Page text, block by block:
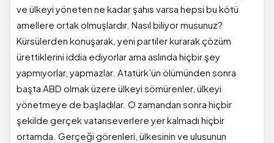
ve ülkeyi yöneten ne kadar şahıs varsa hepsi bu kötü
amellere ortak olmuşlardır. Nasıl biliyor musunuz?
Kürsülerden konuşarak, yeni partiler kurarak çözüm
ürettiklerini iddia ediyorlar ama aslında hiçbir şey
yapmıyorlar, yapmazlar. Atatürk’ün ölümünden sonra
başta ABD olmak üzere ülkeyi sömürenler, ülkeyi
yönetmeye de başladılar. O zamandan sonra hiçbir
şekilde gerçek vatanseverlere yer kalmadı hiçbir
ortamda. Gerçeği görenleri, ülkesinin ve ulusunun